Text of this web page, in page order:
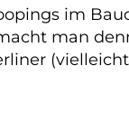
im
man